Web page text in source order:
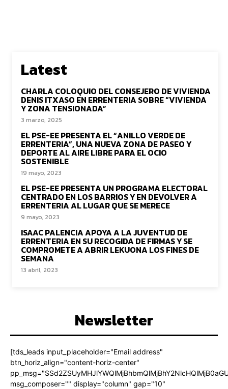
Latest
CHARLA COLOQUIO DEL CONSEJERO DE VIVIENDA
DENIS ITXASO EN ERRENTERIA SOBRE “VIVIENDA
Y ZONA TENSIONADA”
3 marzo, 2025
EL PSE-EE PRESENTA EL “ANILLO VERDE DE
ERRENTERIA”, UNA NUEVA ZONA DE PASEO Y
DEPORTE AL AIRE LIBRE PARA EL OCIO
SOSTENIBLE
19 mayo, 2023
EL PSE-EE PRESENTA UN PROGRAMA ELECTORAL
CENTRADO EN LOS BARRIOS Y EN DEVOLVER A
ERRENTERIA AL LUGAR QUE SE MERECE
9 mayo, 2023
ISAAC PALENCIA APOYA A LA JUVENTUD DE
ERRENTERIA EN SU RECOGIDA DE FIRMAS Y SE
COMPROMETE A ABRIR LEKUONA LOS FINES DE
SEMANA
13 abril, 2023
Newsletter
[tds_leads input_placeholder="Email address"
btn_horiz_align="content-horiz-center"
msg_composer="" display="column" gap="10"